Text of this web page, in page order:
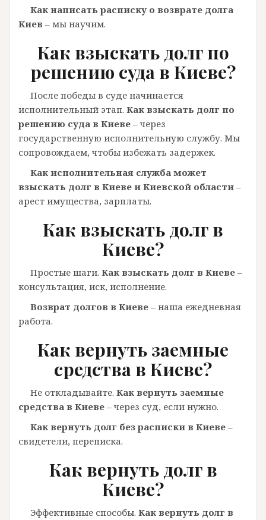
Как написать расписку о возврате долга
Киев – мы научим.
Как взыскать долг по
решению суда в Киеве?
После победы в суде начинается
исполнительный этап. Как взыскать долг по
решению суда в Киеве – через
государственную исполнительную службу. Мы
сопровождаем, чтобы избежать задержек.
Как исполнительная служба может
взыскать долг в Киеве и Киевской области –
арест имущества, зарплаты.
Как взыскать долг в
Киеве?
Простые шаги. Как взыскать долг в Киеве –
консультация, иск, исполнение.
Возврат долгов в Киеве – наша ежедневная
работа.
Как вернуть заемные
средства в Киеве?
Не откладывайте. Как вернуть заемные
средства в Киеве – через суд, если нужно.
Как вернуть долг без расписки в Киеве –
свидетели, переписка.
Как вернуть долг в
Киеве?
Эффективные способы. Как вернуть долг в